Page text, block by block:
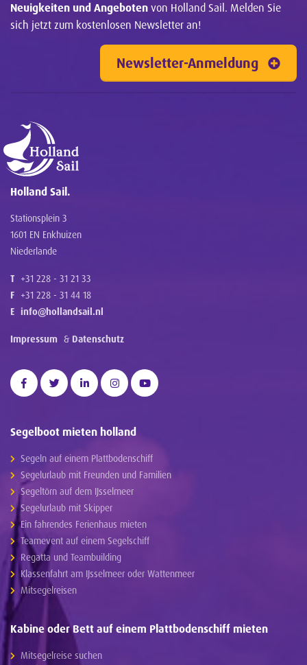
Neuigkeiten und Angeboten von Holland Sail. Melden Sie
sich jetzt zum kostenlosen Newsletter an!
Newsletter-Anmeldung
Holland Sail.
Stationsplein 3
1601 EN Enkhuizen
Niederlande
T +31 228 - 31 21 33
F +31 228 - 31 44 18
E info@hollandsail.nl
Impressum & Datenschutz
Segelboot mieten holland
Segeln auf einem Plattbodenschiff
Segelurlaub mit Freunden und Familien
Segeltörn auf dem IJsselmeer
Segelurlaub mit Skipper
Ein fahrendes Ferienhaus mieten
Teamevent auf einem Segelschiff
Regatta und Teambuilding
Klassenfahrt am IJsselmeer oder Wattenmeer
Mitsegelreisen
Kabine oder Bett auf einem Plattbodenschiff mieten
Mitsegelreise suchen